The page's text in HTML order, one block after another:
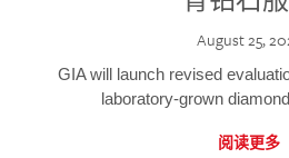
August 25,
GIA will launch revised
laboratory-grown
阅读更多